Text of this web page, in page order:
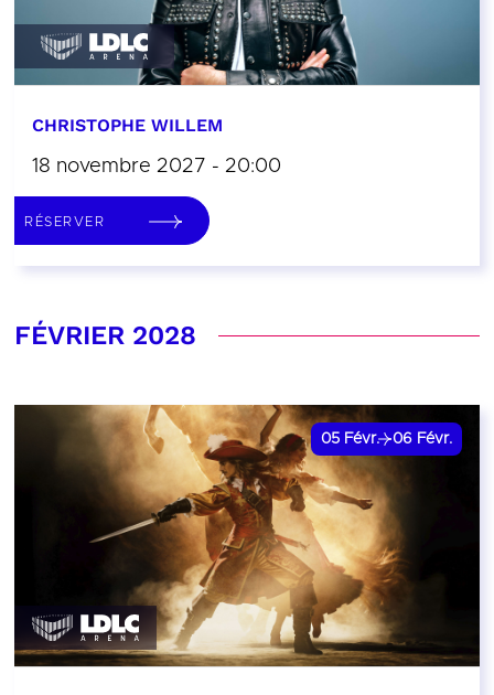
CHRISTOPHE WILLEM
18 novembre 2027 - 20:00
RÉSERVER
FÉVRIER 2028
05 Févr. 06 Févr.